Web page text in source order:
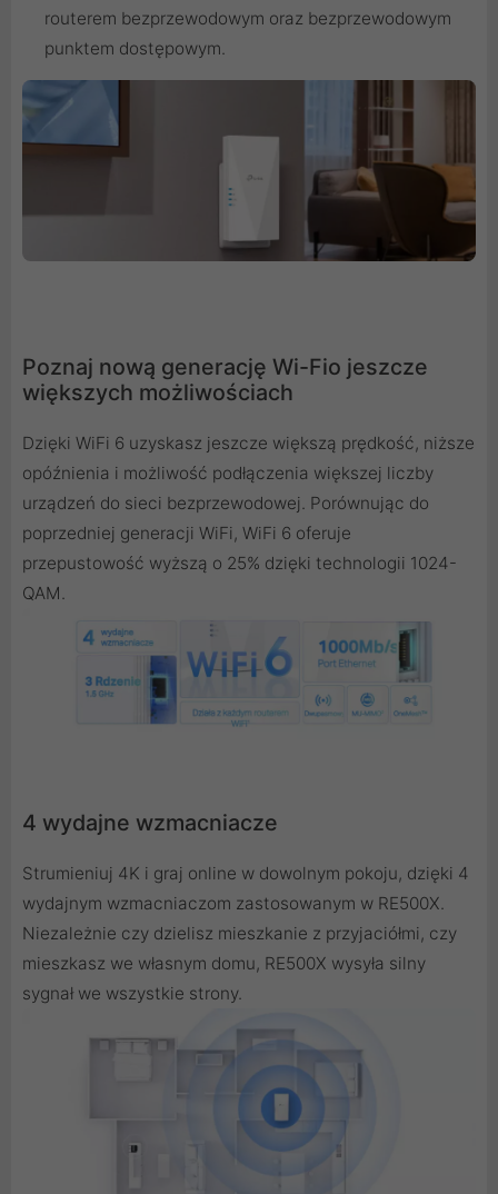
routerem bezprzewodowym oraz bezprzewodowym
punktem dostępowym.
Poznaj nową generację Wi-Fio jeszcze
większych możliwościach
Dzięki WiFi 6 uzyskasz jeszcze większą prędkość, niższe
opóźnienia i możliwość podłączenia większej liczby
urządzeń do sieci bezprzewodowej. Porównując do
poprzedniej generacji WiFi, WiFi 6 oferuje
przepustowość wyższą o 25% dzięki technologii 1024-
QAM.
4 wydajne wzmacniacze
Strumieniuj 4K i graj online w dowolnym pokoju, dzięki 4
wydajnym wzmacniaczom zastosowanym w RE500X.
Niezależnie czy dzielisz mieszkanie z przyjaciółmi, czy
mieszkasz we własnym domu, RE500X wysyła silny
sygnał we wszystkie strony.